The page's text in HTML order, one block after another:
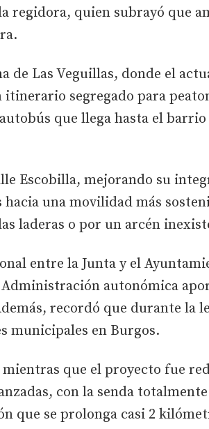
regidora, quien subrayó que
Las Veguillas, donde el
segregado para
que llega hasta el
Escobilla, mejorando su
hacia una movilidad más
laderas o por un arcén
entre la Junta y el
autonómica
recordó que durante la
municipales en Burgos.
mientras que el proyecto fue
con la senda
que se prolonga casi 2